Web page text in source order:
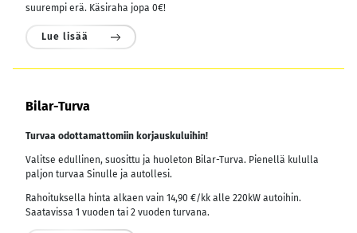
suurempi erä. Käsiraha jopa 0€!
Lue lisää
Bilar-Turva
Turvaa odottamattomiin korjauskuluihin!
Valitse edullinen, suosittu ja huoleton Bilar-Turva. Pienellä kululla
paljon turvaa Sinulle ja autollesi.
Rahoituksella hinta alkaen vain 14,90 €/kk alle 220kW autoihin.
Saatavissa 1 vuoden tai 2 vuoden turvana.